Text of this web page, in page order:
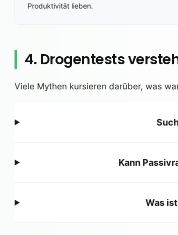
Produktivität lieben.
4. Drogentests
Viele Mythen kursieren darüber, was
Kann
Was